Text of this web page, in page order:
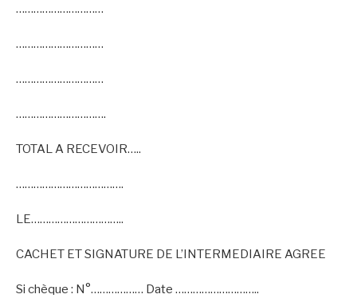
…………………………
…………………………
…………………………
………………………….
TOTAL A RECEVOIR…..
……………………………….
LE…………………………..
CACHET ET SIGNATURE DE L’INTERMEDIAIRE AGREE
Si chèque : N°……………… Date ………………………..